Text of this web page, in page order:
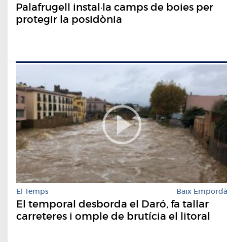
Palafrugell instal·la camps de boies per
protegir la posidònia
El Temps Baix Empordà
El temporal desborda el Daró, fa tallar
carreteres i omple de brutícia el litoral